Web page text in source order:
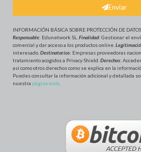
Enviar
INFORMACIÓN BÁSICA SOBRE PROTECCIÓN DE DATOS
Responsable: Edunetwork SL. Finalidad: Gestionar el
comercial y dar acceso a los productos online.
interesado. Destinatarios: Empresas proveedoras
tratamiento acogidos a Privacy Shield. Derechos:
así como otros derechos como se explica en la
Puedes consultar la información adicional y detallada
nuestra página web